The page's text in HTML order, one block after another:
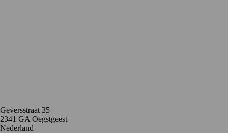
Geversstraat 35
2341 GA Oegstgeest
Nederland